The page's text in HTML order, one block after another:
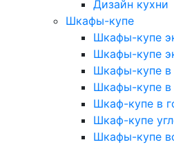
Дизайн кухни
Шкафы-купе
Шкафы-купе
Шкафы-купе
Шкафы-купе
Шкафы-купе в
Шкаф-купе в
Шкаф-купе
Шкафы-купе